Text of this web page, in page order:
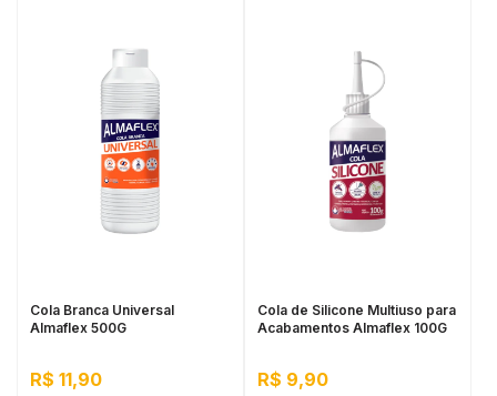
Cola Branca Universal
Almaflex 500G
R$ 11,90
Cola de Silicone Multiuso para
Acabamentos Almaflex 100G
R$ 9,90